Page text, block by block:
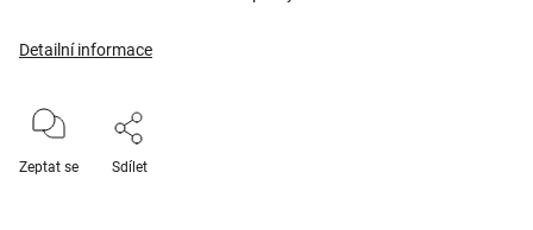
Detailní informace
Zeptat se Sdílet